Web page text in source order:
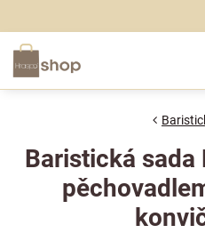
Baristická sada